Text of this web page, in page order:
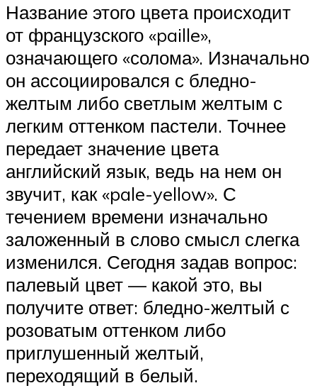
Название этого цвета происходит
от французского «paille»,
означающего «солома». Изначально
он ассоциировался с бледно-
желтым либо светлым желтым с
легким оттенком пастели. Точнее
передает значение цвета
английский язык, ведь на нем он
звучит, как «pale-yellow». С
течением времени изначально
заложенный в слово смысл слегка
изменился. Сегодня задав вопрос:
палевый цвет — какой это, вы
получите ответ: бледно-желтый с
розоватым оттенком либо
приглушенный желтый,
переходящий в белый.